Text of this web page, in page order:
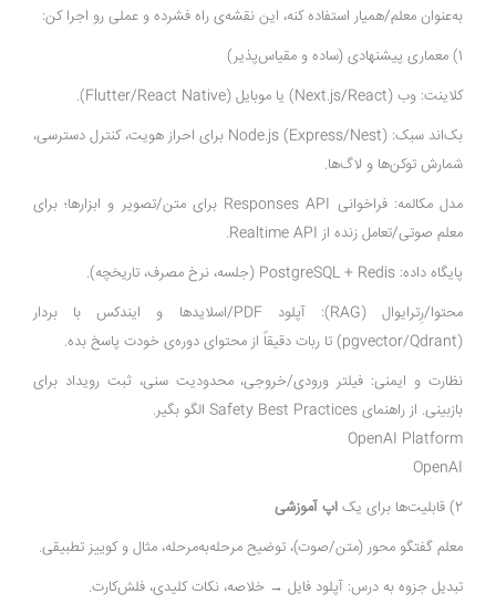
به‌عنوان معلم/همیار استفاده کنه، این نقشه‌ی راه فشرده و عملی رو اجرا کن:
1) معماری پیشنهادی (ساده و مقیاس‌پذیر)
کلاینت: وب (Next.js/React) یا موبایل (Flutter/React Native).
بک‌اند سبک: Node.js (Express/Nest) برای احراز هویت، کنترل دسترسی،
شمارش توکن‌ها و لاگ‌ها.
مدل مکالمه: فراخوانی Responses API برای متن/تصویر و ابزارها؛ برای
معلم صوتی/تعامل زنده از Realtime API.
پایگاه داده: PostgreSQL + Redis (جلسه، نرخ مصرف، تاریخچه).
محتوا/رِترایوال (RAG): آپلود PDF/اسلایدها و ایندکس با بردار
(pgvector/Qdrant) تا ربات دقیقاً از محتوای دوره‌ی خودت پاسخ بده.
نظارت و ایمنی: فیلتر ورودی/خروجی، محدودیت سنی، ثبت رویداد برای
بازبینی. از راهنمای Safety Best Practices الگو بگیر.
OpenAI Platform
OpenAI
2) قابلیت‌ها برای یک
اپ آموزشی
معلم گفتگو محور (متن/صوت)، توضیح مرحله‌به‌مرحله، مثال و کوییز تطبیقی.
تبدیل جزوه به درس: آپلود فایل → خلاصه، نکات کلیدی، فلش‌کارت.